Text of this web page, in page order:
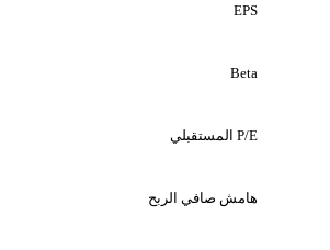
EPS
Beta
P/E المستقبلي
هامش صافي الربح